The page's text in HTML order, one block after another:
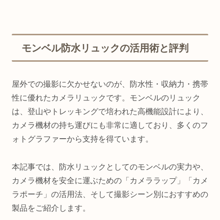
モンベル防水リュックの活用術と評判
屋外での撮影に欠かせないのが、防水性・収納力・携帯
性に優れたカメラリュックです。モンベルのリュック
は、登山やトレッキングで培われた高機能設計により、
カメラ機材の持ち運びにも非常に適しており、多くのフ
ォトグラファーから支持を得ています。
本記事では、防水リュックとしてのモンベルの実力や、
カメラ機材を安全に運ぶための「カメララップ」「カメ
ラポーチ」の活用法、そして撮影シーン別におすすめの
製品をご紹介します。